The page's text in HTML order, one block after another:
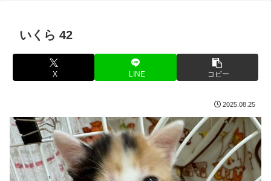
いくら 42
X LINE コピー
2025.08.25